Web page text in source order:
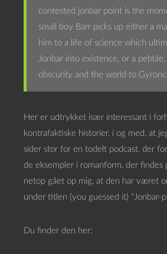
contested jonbar point is the
small boy Barr picks up either a
him to a life of science which
Jonbar into existence, or a
obscurity and the world to
Her er udtrykket især interessant i
kontrafaktiske historier, i og med, at
sider stor for en todelt podcast, der
de eksempler i romanform, der findes
netop gået op mig, at den har været
under titlen (you guessed it) “Jonbar-
Du finder den her: